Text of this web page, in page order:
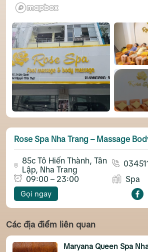
Rose Spa Nha Trang – Massage
85c Tô Hiến Thành, Tân
Lập, Nha Trang
09:00 – 23:00
Spa
Gọi ngay
Các địa điểm liên quan
Maryana Queen Spa Nha Trang